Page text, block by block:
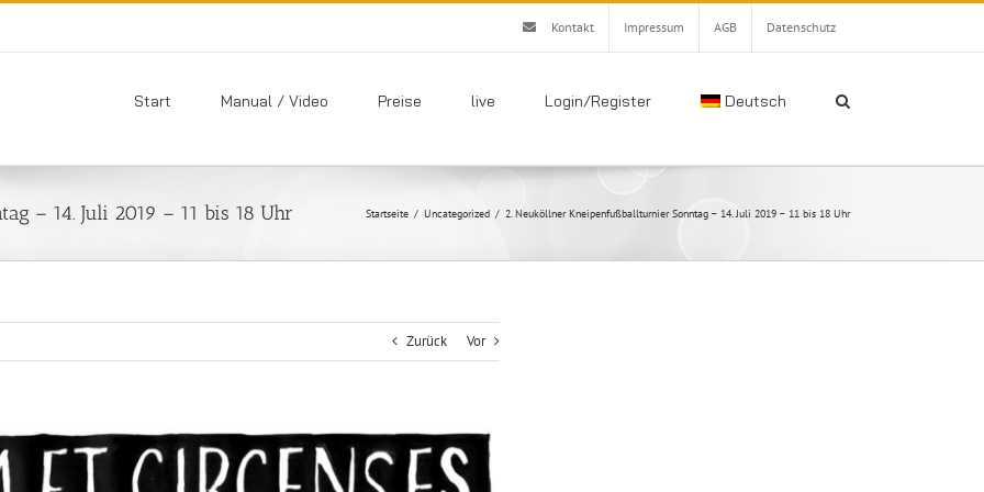
Kontakt Impressum AGB Datenschutz
Start Manual / Video Preise live Login/Register Deutsch
– 14. Juli 2019 – 11 bis 18 Uhr Startseite / Uncategorized / 2. Neuköllner Kneipenfußballturnier Sonntag – 14. Juli 2019 – 11 bis 18 Uhr
Zurück Vor